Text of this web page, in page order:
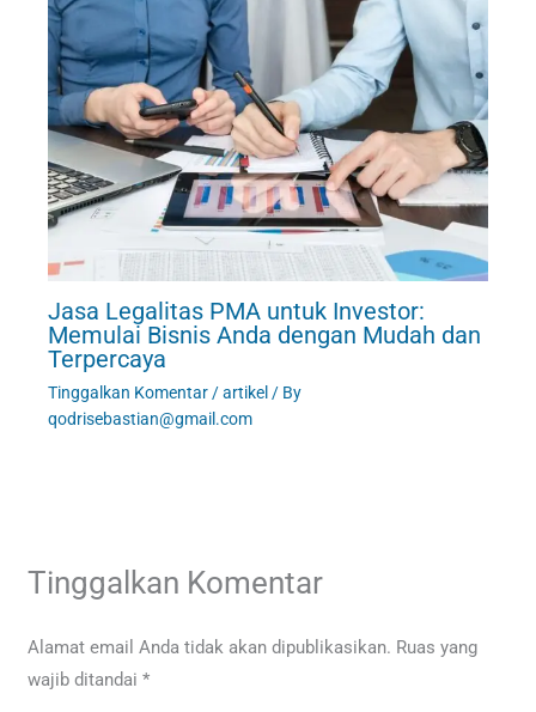
Jasa Legalitas PMA untuk Investor:
Memulai Bisnis Anda dengan Mudah dan
Terpercaya
Tinggalkan Komentar/artikel / By
qodrisebastian@gmail.com
Tinggalkan Komentar
Alamat email Anda tidak akan dipublikasikan. Ruas yang
wajib ditandai*